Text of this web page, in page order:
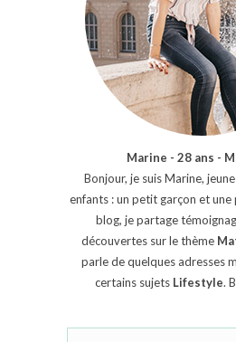
Marine - 28 ans -
Bonjour, je suis Marine,
enfants : un petit garçon et une
blog, je partage
découvertes sur le thème
parle de quelques adresses
certains sujets Lifestyle.